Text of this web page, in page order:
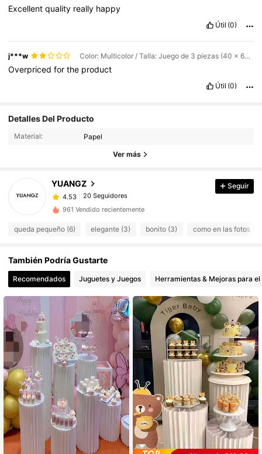
Excellentquality really happy
Útil (0)
j***w Color: Multicolor / Talla: Juego de 3 piezas (40 x 60 x 80 cm)
Overpricedforthe product
Útil (0)
Detalles Del Producto
Material: Papel
Ver más
YUANGZ
4.53 20 Seguidores
20 Seguidores
20 Seguidores
20 Seguidores
l***t seguidoHace 1 día
4.53
20 Seguidores
4.53 20 Seguidores
4.53 20 Seguidores
4.53 20 Seguidores
4.53 20 Seguidores
Seguir
961 Vendido recientemente
queda pequeño (6) elegante (3) bonito (3) como en las fotos (3)
También Podría Gustarte
Recomendados Juguetes y Juegos Herramientas & Mejoras para el